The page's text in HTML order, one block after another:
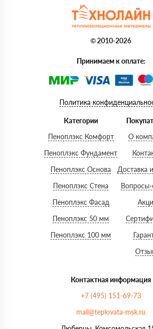
© 2010-2026
Принимаем к оплате:
Политика
Категории
Пеноплэкс Комфорт
Пеноплэкс Фундамент
Пеноплэкс Основа
Пеноплэкс Стена
Пеноплэкс Фасад
Пеноплэкс 50 мм
Пеноплэкс 100 мм
О
Доставка
Вопросы-
Контактная информация
+7 (495) 151-69-73
mail@teplovata-msk.ru